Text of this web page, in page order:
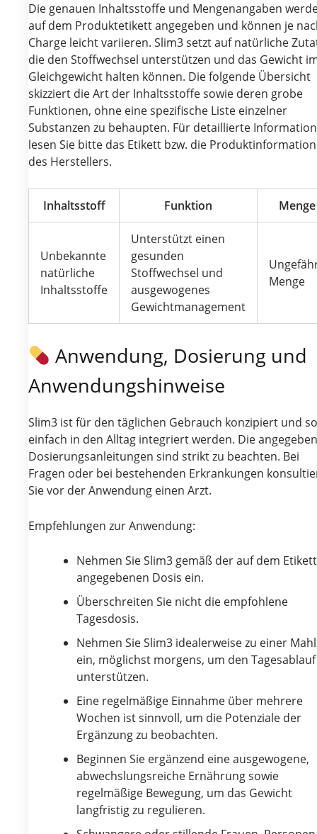
Die genauen Inhaltsstoffe und Mengenangaben
auf dem Produktetikett angegeben und können je
Charge leicht variieren. Slim3 setzt auf natürliche
die den Stoffwechsel unterstützen und das Gewicht
Gleichgewicht halten können. Die folgende Übersicht
skizziert die Art der Inhaltsstoffe sowie deren grobe
Funktionen, ohne eine spezifische Liste einzelner
Substanzen zu behaupten. Für detaillierte
lesen Sie bitte das Etikett bzw. die
des Herstellers.
Inhaltsstoff Funktion Menge
Unbekannte
natürliche
Inhaltsstoffe
Unterstützt einen
gesunden
Stoffwechsel und
ausgewogenes
Gewichtmanagement
Menge
Anwendung, Dosierung und
Anwendungshinweise
Slim3 ist für den täglichen Gebrauch konzipiert und
einfach in den Alltag integriert werden. Die
Dosierungsanleitungen sind strikt zu beachten. Bei
Fragen oder bei bestehenden Erkrankungen
Sie vor der Anwendung einen Arzt.
Empfehlungen zur Anwendung:
Nehmen Sie Slim3 gemäß der auf dem Etikett
angegebenen Dosis ein.
Überschreiten Sie nicht die empfohlene
Tagesdosis.
Nehmen Sie Slim3 idealerweise zu einer
ein, möglichst morgens, um den
unterstützen.
Eine regelmäßige Einnahme über mehrere
Wochen ist sinnvoll, um die Potenziale der
Ergänzung zu beobachten.
Beginnen Sie ergänzend eine ausgewogene,
abwechslungsreiche Ernährung sowie
regelmäßige Bewegung, um das Gewicht
langfristig zu regulieren.